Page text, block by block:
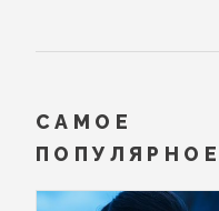
САМОЕ
ПОПУЛЯРНОЕ